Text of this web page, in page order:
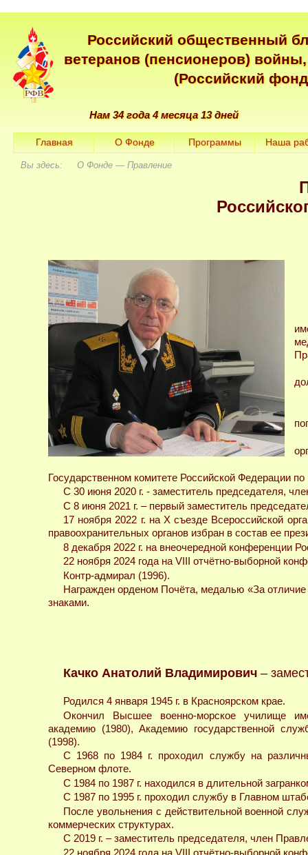
Российский общественный
ветеранов (пенсионеров)
(Российский
Нам 34 года 4 месяца 13 дней
Главная О Фонде Программы Наша
Вы здесь: О Фонде — Правление
Государственном комитете Российской Федерации
С 30 июня 2020 г. - заместитель председателя,
С 8 июня 2021 г. – первый заместитель
17 ноября 2022 г. на Х съезде Всероссийской
правоохранительных органов избран в состав ее
8 декабря 2022 г. на внеочередной конференции
22 ноября 2024 года на VIII отчётно-выборной
Контр-адмирал (1996).
Награжден орденом Почёта, медалью «За
знаками.
Качко Анатолий Владимирович –
Родился 4 января 1945 г. в Красноярском крае.
Окончил Высшее военно-морское училище
академию (1980), Академию государственной
(1998).
С 1968 по 1984 г. проходил службу на
Северном флоте.
С 1984 по 1987 г. находился в длительной
С 1987 по 1995 г. проходил службу в Главном
После увольнения с действительной военной
коммерческих структурах.
С 2019 г. – заместитель председателя, член
22 ноября 2024 года на VIII отчётно-выборной